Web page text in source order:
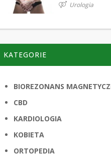
Urologia
KATEGORIE
BIOREZONANS
CBD
KARDIOLOGIA
KOBIETA
ORTOPEDIA